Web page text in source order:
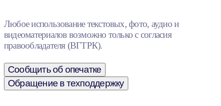
Любое использование текстовых, фото, аудио и
видеоматериалов возможно только с согласия
правообладателя (ВГТРК).
Сообщить об опечатке
Обращение в техподдержку